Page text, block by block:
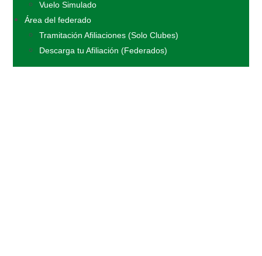
Vuelo Simulado
Área del federado
Tramitación Afiliaciones (Solo Clubes)
Descarga tu Afiliación (Federados)